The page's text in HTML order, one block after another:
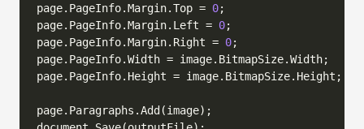
page.PageInfo.Margin.Top = 0
page.PageInfo.Margin.Left = 0
page.PageInfo.Margin.Right = 0